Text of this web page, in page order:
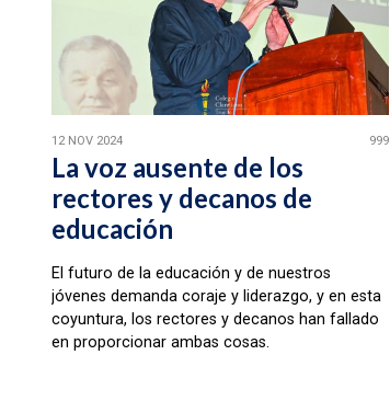
12 NOV 2024 999
La voz ausente de los
rectores y decanos de
educación
El futuro de la educación y de nuestros
jóvenes demanda coraje y liderazgo, y en esta
coyuntura, los rectores y decanos han fallado
en proporcionar ambas cosas.